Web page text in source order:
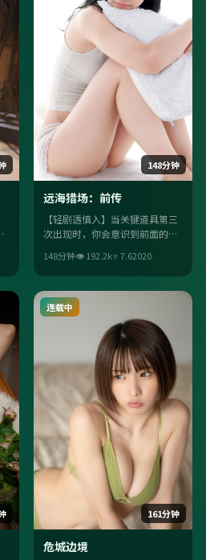
148分钟
远海猎场：前传
【轻剧透慎入】当关键道具第三
次出现时，你会意识到前面的
刷更香，二刷能捡到更多信号。
148分钟👁192.2k⭐7.62020
161分钟
连载中
危城边境